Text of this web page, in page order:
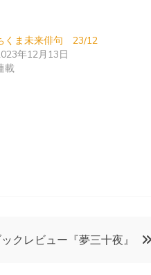
くま未来俳句 23/12
年12月13日
載
クレビュー『夢三十夜』